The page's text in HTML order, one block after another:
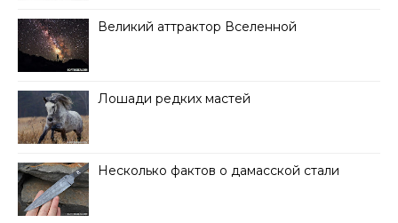
Великий аттрактор Вселенной
Лошади редких мастей
Несколько фактов о дамасской стали